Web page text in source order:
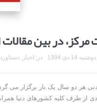
دوشنبه 14 دی 1394 در: اخبار ,
هر دو سال یک بار برگزار می
از طرف کلیه کشورهای دنیا